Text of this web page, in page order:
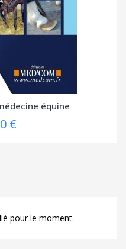
équine
€
pour le moment.